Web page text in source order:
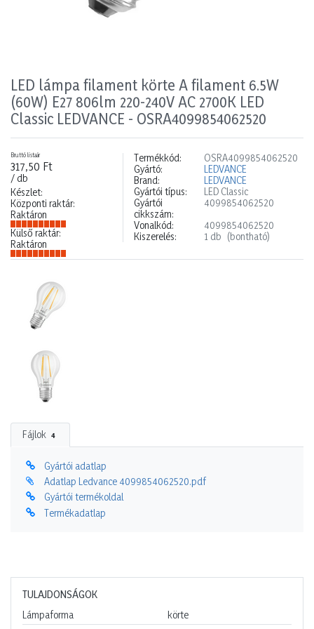
LED lámpa filament körte A filament 6.5W
(60W) E27 806lm 220-240V AC 2700K LED
Classic LEDVANCE - OSRA4099854062520
Bruttó listaár
317,50 Ft
/ db
Készlet:
Központi raktár:
Raktáron
Külső raktár:
Raktáron
Termékkód:
OSRA4099854062520
Gyártó:
LEDVANCE
Brand:
LEDVANCE
Gyártói típus:
LED Classic
Gyártói
cikkszám:
4099854062520
Vonalkód:
4099854062520
Kiszerelés:
1 db (bontható)
Fájlok 4
Gyártói adatlap
Adatlap Ledvance 4099854062520.pdf
Gyártói termékoldal
Termékadatlap
TULAJDONSÁGOK
Lámpaforma
körte